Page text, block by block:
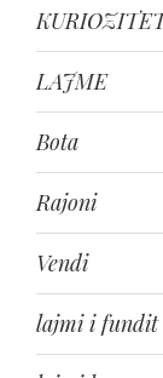
LAJME
Bota
Rajoni
Vendi
lajmi i fundit